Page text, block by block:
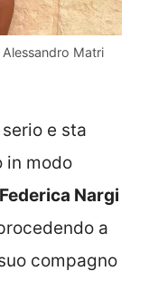
Matri
e sta
in modo
Federica Nargi
a
compagno